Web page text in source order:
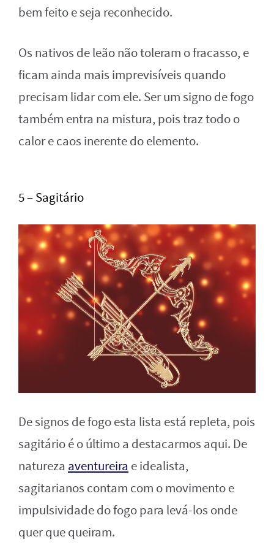
bem feito e seja reconhecido.
Os nativos de leão não toleram o fracasso, e
ficam ainda mais imprevisíveis quando
precisam lidar com ele. Ser um signo de fogo
também entra na mistura, pois traz todo o
calor e caos inerente do elemento.
5 – Sagitário
De signos de fogo esta lista está repleta, pois
sagitário é o último a destacarmos aqui. De
natureza aventureira e idealista,
sagitarianos contam com o movimento e
impulsividade do fogo para levá-los onde
quer que queiram.